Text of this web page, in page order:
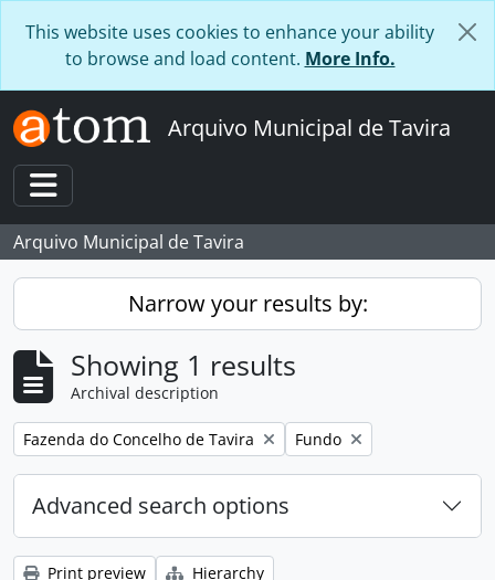
This website uses cookies to enhance your ability
to browse and load content. More Info.
Arquivo Municipal de Tavira
Toggle navigation
Arquivo Municipal de Tavira
Narrow your results by:
Showing 1 results
Archival description
Remove filter:
Fazenda do Concelho de Tavira Remove filter:
Fundo
Advanced search options
Print preview
Hierarchy